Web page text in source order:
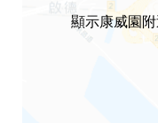
顯示康威園